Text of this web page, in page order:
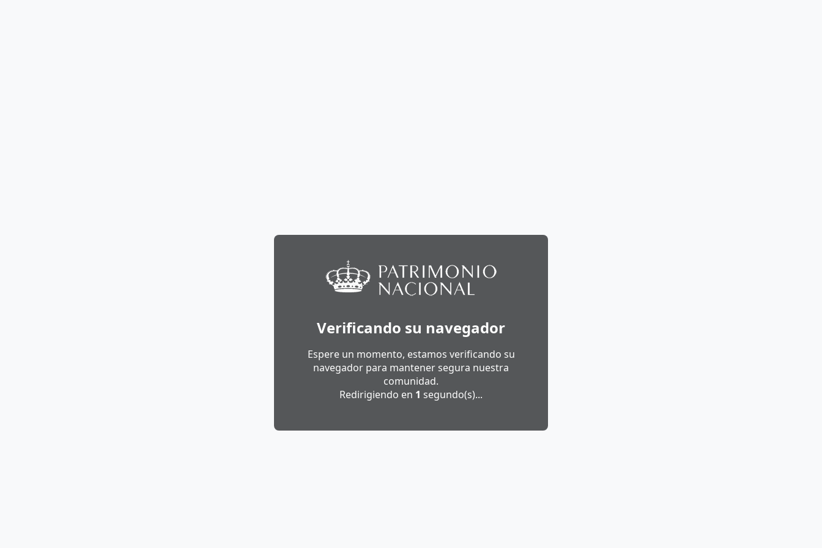
Verificando su navegador
Espere un momento, estamos verificando su
navegador para mantener segura nuestra
comunidad.
Redirigiendo en 1 segundo(s)...